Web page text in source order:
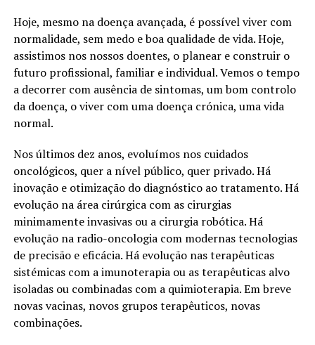
Hoje, mesmo na doença avançada, é possível viver com
normalidade, sem medo e boa qualidade de vida. Hoje,
assistimos nos nossos doentes, o planear e construir o
futuro profissional, familiar e individual. Vemos o tempo
a decorrer com ausência de sintomas, um bom controlo
da doença, o viver com uma doença crónica, uma vida
normal.
Nos últimos dez anos, evoluímos nos cuidados
oncológicos, quer a nível público, quer privado. Há
inovação e otimização do diagnóstico ao tratamento. Há
evolução na área cirúrgica com as cirurgias
minimamente invasivas ou a cirurgia robótica. Há
evolução na radio-oncologia com modernas tecnologias
de precisão e eficácia. Há evolução nas terapêuticas
sistémicas com a imunoterapia ou as terapêuticas alvo
isoladas ou combinadas com a quimioterapia. Em breve
novas vacinas, novos grupos terapêuticos, novas
combinações.